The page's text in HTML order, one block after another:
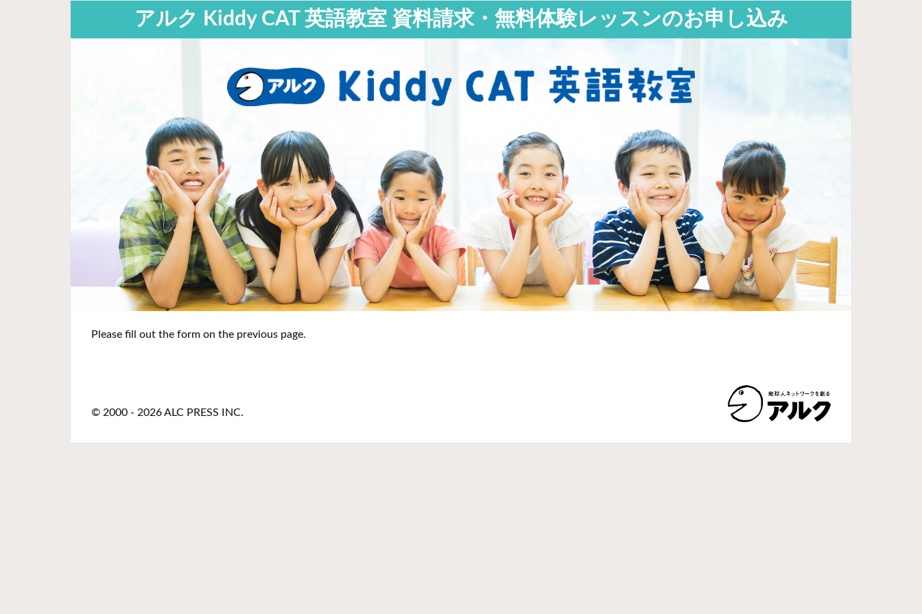
アルク Kiddy CAT 英語教室 資料請求・無料体験レッスンのお申し込み
Please fill out the form on the previous page.
© 2000 - 2026 ALC PRESS INC.